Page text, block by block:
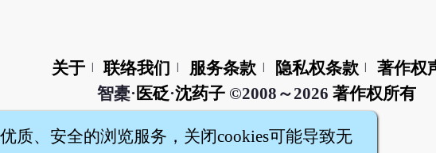
关于 联络我们 服务条款 隐私权条款
著作权
智橐· 医砭·沈药子©2008～2026 著作权所有
质、安全的浏览服务，关闭cookies可能导致无